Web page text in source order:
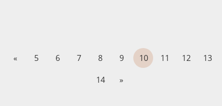
« 5 6 7 8 9 10 11 12
13
14
»